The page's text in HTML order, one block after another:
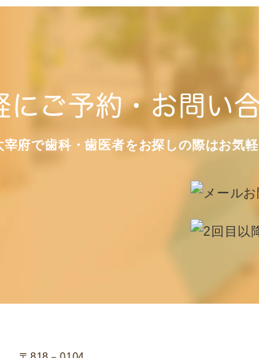
にご予約・お問い
宰府で歯科・歯医者をお探しの際はお気軽